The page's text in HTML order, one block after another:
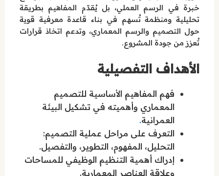
خبرة في الرسم العملي، بل يُقدّم المفاهيم بطريقة
تحليلية ومنظمة تُسهم في بناء قاعدة معرفية قوية
حول التصميم والرسم المعماري، وتدعم اتخاذ قرارات
تُعزز من جودة المشروع.
الأهداف التفصيلية
فهم المفاهيم الأساسية للتصميم
المعماري وأهميته في تشكيل البيئة
العمرانية.
التعرف على مراحل عملية التصميم:
التحليل، المفهوم، التطوير، والتفصيل.
إدراك أهمية التنظيم الوظيفي للمساحات
وعلاقة العناصر المعمارية.